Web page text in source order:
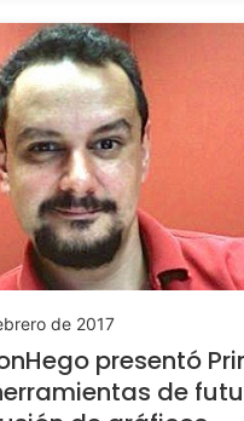
de 2017
presentó
de